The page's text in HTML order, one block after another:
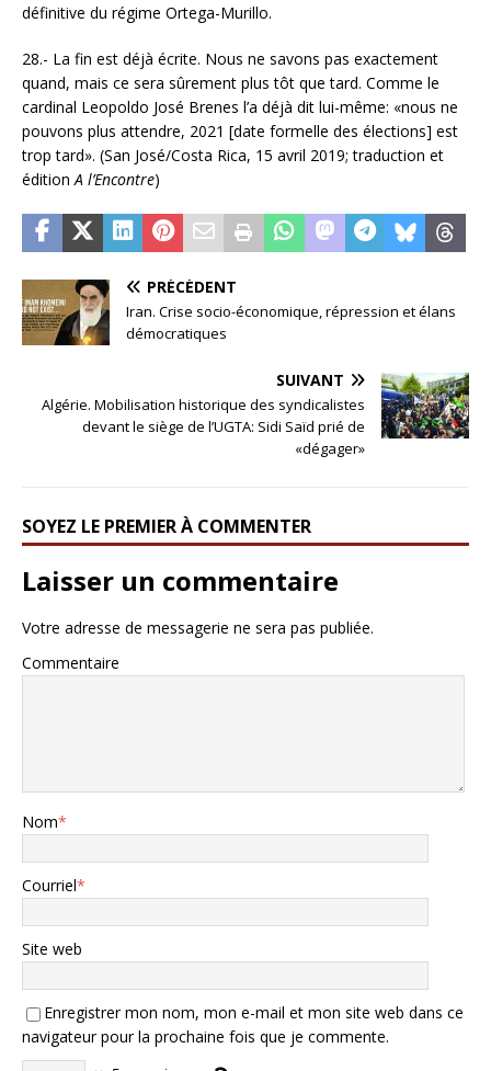
définitive du régime Ortega-Murillo.
28.- La fin est déjà écrite. Nous ne savons pas exactement
quand, mais ce sera sûrement plus tôt que tard. Comme le
cardinal Leopoldo José Brenes l’a déjà dit lui-même: «nous ne
pouvons plus attendre, 2021 [date formelle des élections] est
trop tard». (San José/Costa Rica, 15 avril 2019; traduction et
éditionA l’Encontre)
PRÉCÉDENT
Iran. Crise socio-économique, répression et élans
démocratiques
SUIVANT
Algérie. Mobilisation historique des syndicalistes
devant le siège de l’UGTA: Sidi Saïd prié de
«dégager»
SOYEZ LE PREMIER À COMMENTER
Laisser un commentaire
Votre adresse de messagerie ne sera pas publiée.
Commentaire
Nom*
Courriel*
Site web
Enregistrer mon nom, mon e-mail et mon site web dans ce
navigateur pour la prochaine fois que je commente.